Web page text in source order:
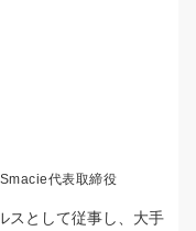
代表取締役
スとして従事し、大手